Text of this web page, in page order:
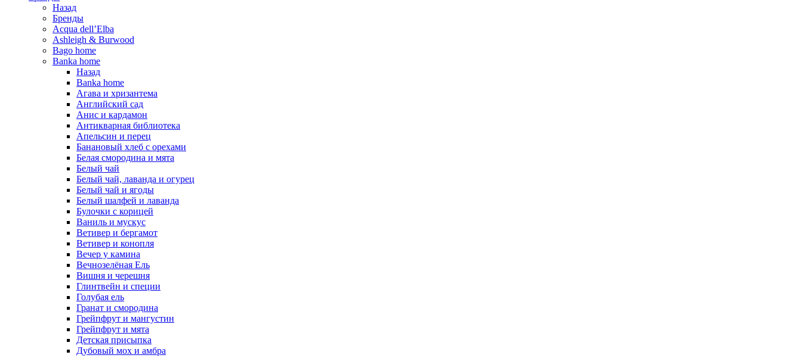
Назад
Бренды
Acqua dell’Elba
Ashleigh & Burwood
Bago home
Banka home
Назад
Banka home
Агава и хризантема
Английский сад
Анис и кардамон
Антикварная библиотека
Апельсин и перец
Банановый хлеб с орехами
Белая смородина и мята
Белый чай
Белый чай, лаванда и огурец
Белый чай и ягоды
Белый шалфей и лаванда
Булочки с корицей
Ваниль и мускус
Ветивер и бергамот
Ветивер и конопля
Вечер у камина
Вечнозелёная Ель
Вишня и черешня
Глинтвейн и специи
Голубая ель
Гранат и смородина
Грейпфрут и мангустин
Грейпфрут и мята
Детская присыпка
Дубовый мох и амбра